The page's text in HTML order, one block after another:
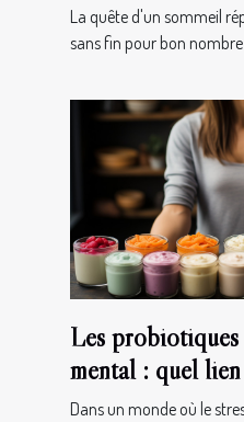
l'amélioration
sommeil
La quête d'un sommeil
sans fin pour bon nombre
Les
mental : quel
Dans un monde où le